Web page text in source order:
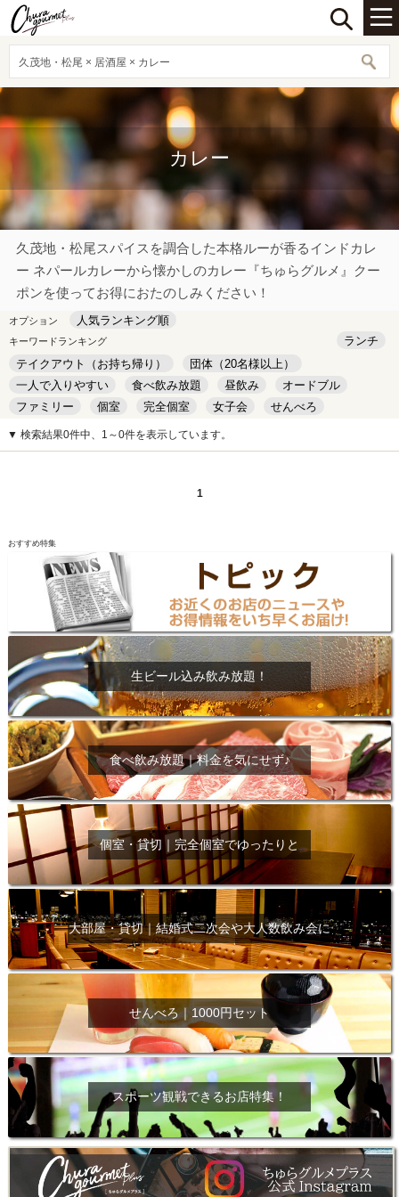
久茂地・松尾 × 居酒屋 × カレー
カレー
久茂地・松尾スパイスを調合した本格ルーが香るインドカレ
ー ネパールカレーから懐かしのカレー『ちゅらグルメ』クー
ポンを使ってお得におたのしみください！
オプション 人気ランキング順
キーワードランキング
ランチ
テイクアウト（お持ち帰り）
団体（20名様以上）
一人で入りやすい
食べ飲み放題 昼飲み
オードブル
ファミリー
個室 完全個室 女子会
せんべろ
キッズルーム
安い デート
▼ 検索結果0件中、1～0件を表示しています。
1
おすすめ特集
生ビール込み飲み放題！
食べ飲み放題｜料金を気にせず♪
個室・貸切｜完全個室でゆったりと
大部屋・貸切｜結婚式二次会や大人数飲み会に
せんべろ｜1000円セット
スポーツ観戦できるお店特集！